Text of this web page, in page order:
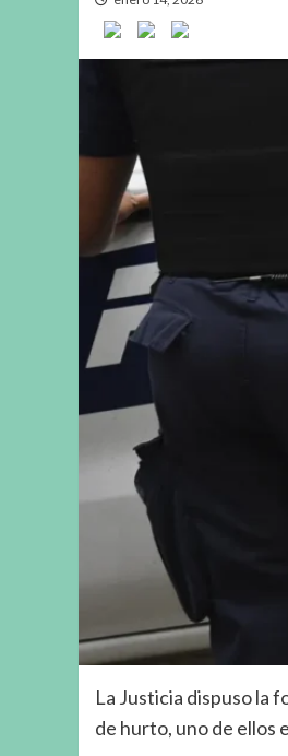
La Justicia dispuso la
de hurto, uno de ellos